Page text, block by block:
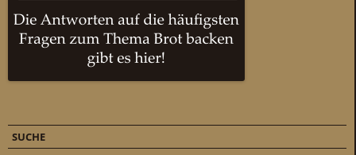
SUCHE